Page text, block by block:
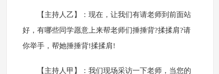
【主持人乙】：现在，让我们有请老师到前面站
好，有哪些同学愿意上来帮老师们捶捶背?揉揉肩?请
你举手，帮她捶捶背!揉揉肩!
【主持人甲】：我们现场采访一下老师，当您的